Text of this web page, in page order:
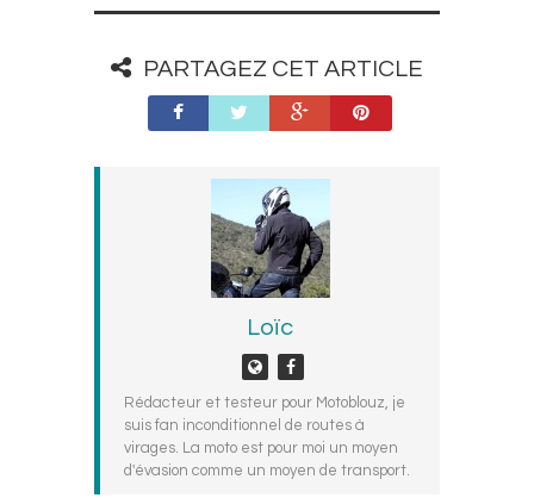
PARTAGEZ CET ARTICLE
Loïc
Rédacteur et testeur pour Motoblouz, je
suis fan inconditionnel de routes à
virages. La moto est pour moi un moyen
d'évasion comme un moyen de transport.